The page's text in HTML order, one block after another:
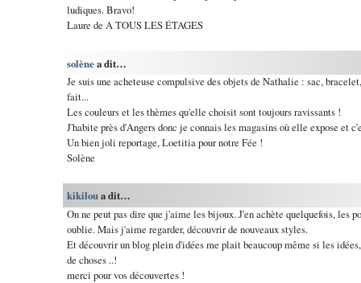
ludiques. Bravo!
Laure de A TOUS LES ÉTAGES
solènea dit…
Je suis une acheteuse compulsive des objets de Nathalie : sac,
fait...
Les couleurs et les thèmes qu'elle choisit sont toujours ravissants !
J'habite près d'Angers donc je connais les magasins où elle expose et
Un bien joli reportage, Loetitia pour notre Fée !
Solène
kikiloua dit…
On ne peut pas dire que j'aime les bijoux. J'en achète quelquefois, les
oublie. Mais j'aime regarder, découvrir de nouveaux styles.
Et découvrir un blog plein d'idées me plait beaucoup même si les
de choses ..!
merci pour vos découvertes !